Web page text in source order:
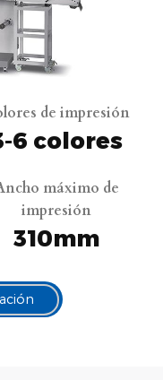
de impresión
6 colores
máximo de
impresión
310mm